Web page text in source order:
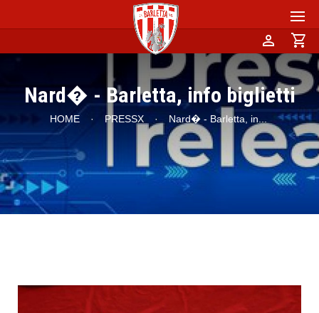
person shopping_cart
Nard� - Barletta, info biglietti
HOME · PRESSX · Nard� - Barletta, in...